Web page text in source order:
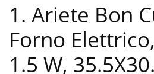
1. Ariete Bon
Forno
1.5 W,